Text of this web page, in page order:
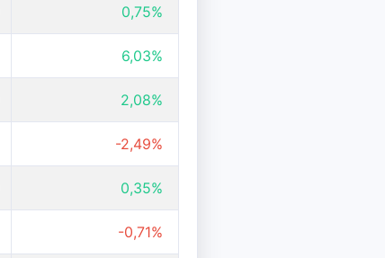
0,75%
6,03%
2,08%
-2,49%
0,35%
-0,71%